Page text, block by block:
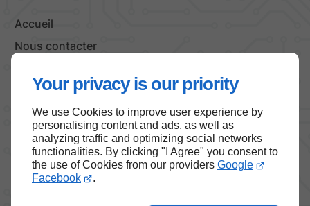
Your privacy is our priority
We use Cookies to improve user experience by
personalising content and ads, as well as
analyzing traffic and optimizing social networks
functionalities. By clicking "I Agree" you consent to
the use of Cookies from our providers Google
Facebook
.
Accueil
Nous contacter
Plan du site
Haut de page